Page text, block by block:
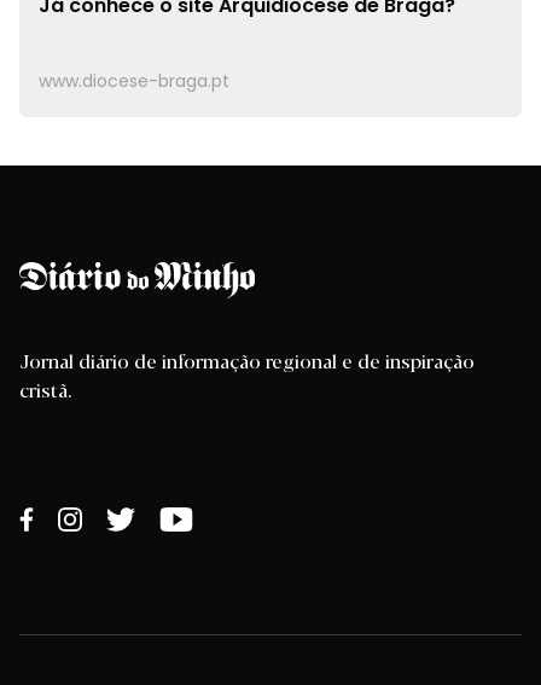
www.diocese-braga.pt
Jornal diário de informação regional e de inspiração
cristã.